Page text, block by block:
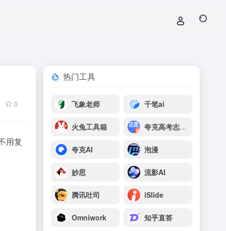
0
用复
热门工具
飞象老师 千笔ai
火兔工具箱 夸克高考志愿填报
夸克AI 泡漫
妙思 流影AI
腾讯吐司 iSlide
Omniwork 知乎直答